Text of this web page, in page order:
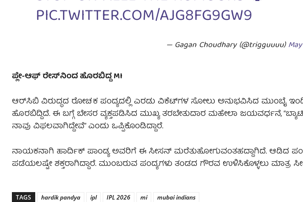
PIC.TWITTER.COM/AJG8FG9GW9
— Gagan Choudhary (@trigguuuu)
ಪ್ಲೇ-ಆಫ್ ರೇಸ್‌ನಿಂದ ಹೊರಬಿದ್ದ MI
ಆರ್‌ಸಿಬಿ ವಿರುದ್ಧದ ರೋಚಕ ಪಂದ್ಯದಲ್ಲಿ ಎರಡು ವಿಕೆಟ್‌ಗಳ ಸೋಲು ಅನುಭವಿಸಿದ ಮುಂಬೈ
ಹೊರಬಿದ್ದಿದೆ. ಈ ಬಗ್ಗೆ ಬೇಸರ ವ್ಯಕ್ತಪಡಿಸಿದ ಮುಖ್ಯ ತರಬೇತುದಾರ ಮಹೇಲಾ ಜಯವರ್ಧನೆ,
ನಾವು ವಿಫಲವಾಗಿದ್ದೇವೆ” ಎಂದು ಒಪ್ಪಿಕೊಂಡಿದ್ದಾರೆ.
ನಾಯಕನಾಗಿ ಹಾರ್ದಿಕ್ ಪಾಂಡ್ಯ ಅವರಿಗೆ ಈ ಸೀಸನ್ ಮರೆತುಹೋಗುವಂತಹದ್ದಾಗಿದೆ. ಆಡಿದ
ಪಡೆಯಲಷ್ಟೇ ಶಕ್ತರಾಗಿದ್ದಾರೆ. ಮುಂಬರುವ ಪಂದ್ಯಗಳು ತಂಡದ ಗೌರವ ಉಳಿಸಿಕೊಳ್ಳಲು ಮಾತ್ರ
TAGS hardik pandya ipl IPL 2026 mi mubai indians